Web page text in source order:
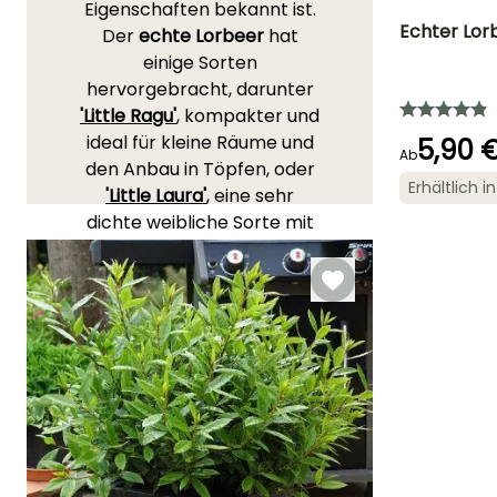
Eigenschaften bekannt ist.
Derechte Lorbeerhat
einige Sorten
hervorgebracht, darunter
'Little Ragu', kompakter und
ideal für kleine Räume und
den Anbau in Töpfen, oder
'Little Laura', eine sehr
dichte weibliche Sorte mit
kleinen Blättern. Diese
Sträucher bieten den
gleichen Charme und die
gleichen Eigenschaften wie
ihr großer Bruder. Der
Lorbeerstrauch
'Angustifolia' zeichnet sich
durch seine schmalen und
länglichen Blätter aus. Die
Sorte 'Aurea' mit goldenem
Beste Zeit für
Echter
Ab5,90
Erhältlich